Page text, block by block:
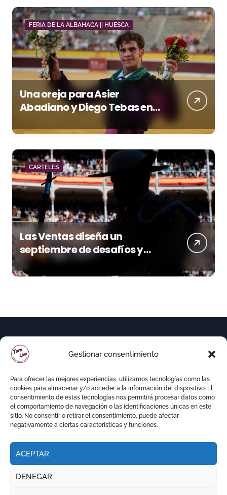
Gestionar consentimiento
Para ofrecer las mejores experiencias, utilizamos tecnologías como las
cookies para almacenar y/o acceder a la información del dispositivo. El
consentimiento de estas tecnologías nos permitirá procesar datos como
el comportamiento de navegación o las identificaciones únicas en este
sitio. No consentir o retirar el consentimiento, puede afectar
negativamente a ciertas características y funciones.
ACEPTAR
DENEGAR
FERIA DE LA ALBAHACA || HUESCA
Una oreja para Asier
Abadiano y Diego Tebas en
una apertura de la Albahaca
marcada por el buen juego
de Los Maños
CARTELES
Las Ventas diseña un
septiembre de desafíos y
variedad ganadera
Copyright © Todos los derechos reservados